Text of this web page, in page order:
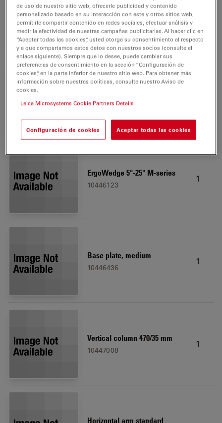
Microscope carrier
10450173
10450271
ErgoWedge 5°-25° M-series
10446123
1
Base plate, medium
10446436
1
Vertical column 470/35 mm
10447008
1
Horizontal arm standard
de uso de nuestro sitio web, ofrecerle publicidad y contenido
personalizado basado en su interacción con este y otros sitios web,
permitirle compartir contenido en redes sociales, efectuar análisis y
medir la efectividad de nuestras campañas publicitarias. Al hacer clic en
“Aceptar todas las cookies”, usted otorga su consentimiento al respecto
y a que compartamos estos datos con nuestros socios (consulte el
enlace siguiente). Siempre que lo desee, puede cambiar sus
preferencias de consentimiento en la sección “Configuración de
cookies”, en la parte inferior de nuestro sitio web. Para obtener más
información sobre nuestras políticas, consulte nuestro Aviso de
cookies.
Leica Microsystems Cookie Partners Details
Configuración de cookies Aceptar todas las cookies